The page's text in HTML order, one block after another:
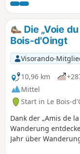
Die „Voie
Bois-d'Oingt
Visorando-
10,96 km
Mittel
Start in Le Bois-
Dank der „Amis de
Wanderung
Jahr über